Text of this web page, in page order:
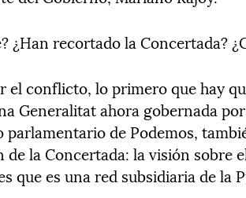
¿Han recortado la Concertada?
el conflicto, lo primero que hay
Generalitat ahora gobernada
parlamentario de Podemos,
de la Concertada: la visión sobre
que es una red subsidiaria de la